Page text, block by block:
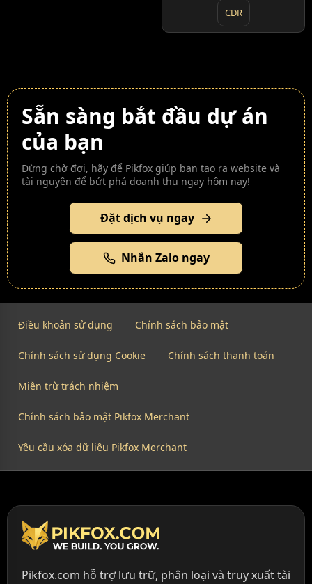
CDR
Sẵn sàng bắt đầu dự án
của bạn
Đừng chờ đợi, hãy để Pikfox giúp bạn tạo ra website và
tài nguyên để bứt phá doanh thu ngay hôm nay!
Đặt dịch vụ ngay
Nhắn Zalo ngay
Điều khoản sử dụng Chính sách bảo mật
Chính sách sử dụng Cookie Chính sách thanh toán
Miễn trừ trách nhiệm
Chính sách bảo mật Pikfox Merchant
Yêu cầu xóa dữ liệu Pikfox Merchant
Pikfox.com hỗ trợ lưu trữ, phân loại và truy xuất tài